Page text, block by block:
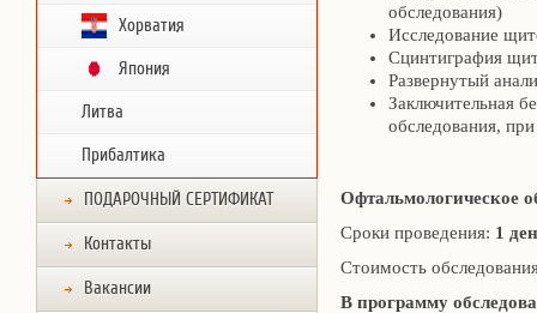
Хорватия
Япония
Литва
Прибалтика
ПОДАРОЧНЫЙ СЕРТИФИКАТ
Контакты
Вакансии
обследования)
Исследование
Сцинтиграфия
Развернутый
Заключительная
обследования,
Офтальмологическое
Сроки проведения: 1
Стоимость
В программу